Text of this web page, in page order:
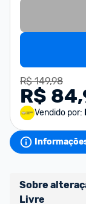
R$ 149,98
R$
Vendido por:
Sobre
Livre